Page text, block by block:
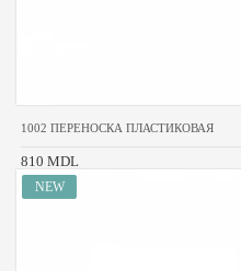
1002 ПЕРЕНОСКА ПЛАСТИКОВАЯ
810 MDL